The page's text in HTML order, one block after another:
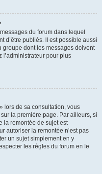
du forum dans lequel
d’être publiés. Il est possible aussi
groupe dont les messages doivent
l’administrateur pour plus
lors de sa consultation, vous
la première page. Par ailleurs, si
la remontée de sujet est
autoriser la remontée n’est pas
un sujet simplement en y
les règles du forum en le